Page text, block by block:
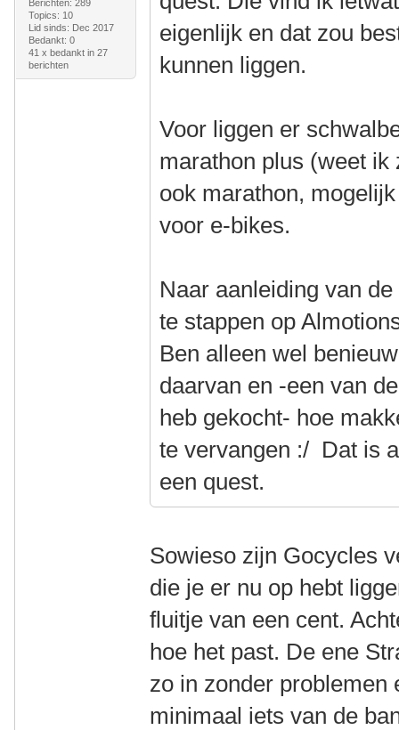
Berichten: 289
Topics: 10
Lid sinds: Dec 2017
Bedankt: 0
41 x bedankt in 27
berichten
eigenlijk en dat zou
kunnen liggen.
Voor liggen er
marathon plus (weet
ook marathon,
voor e-bikes.
Naar aanleiding van
te stappen op
Ben alleen wel
daarvan en -een van
heb gekocht- hoe
te vervangen :/ Dat is
een quest.
Sowieso zijn Gocycles
die je er nu op hebt
fluitje van een cent.
hoe het past. De ene
zo in zonder problemen
minimaal iets van de